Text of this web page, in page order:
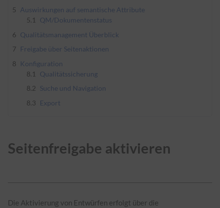
5 Auswirkungen auf semantische Attribute
5.1
QM/Dokumentenstatus
6 Qualitätsmanagement Überblick
7 Freigabe über Seitenaktionen
8
Konfiguration
8.1
Qualitätssicherung
8.2 Suche und Navigation
8.3 Export
Seitenfreigabe aktivieren
Die Aktivierung von Entwürfen erfolgt über die